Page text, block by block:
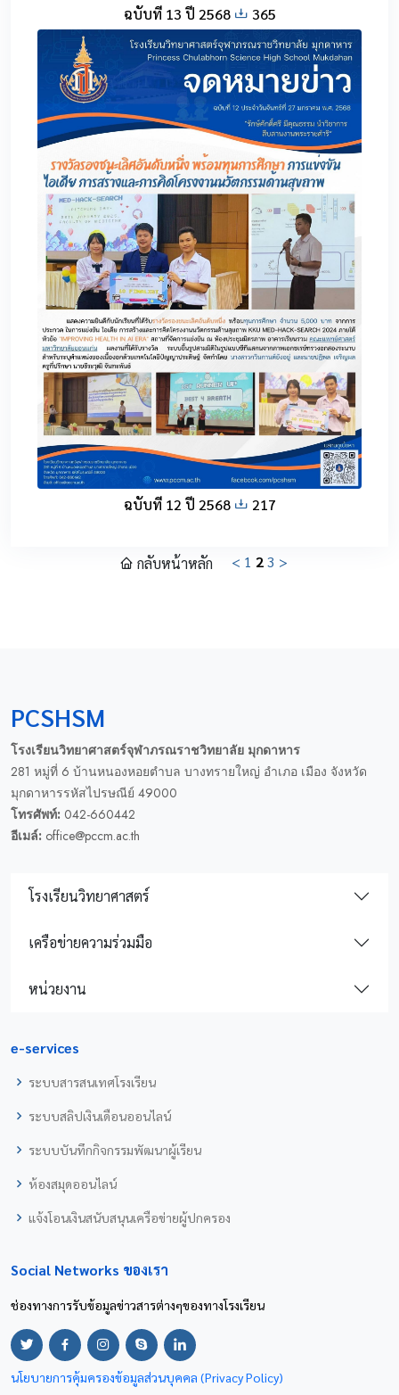
ฉบับที่ 13 ปี 2568 365
ฉบับที่ 12 ปี 2568 217
กลับหน้าหลัก < 1 23 >
PCSHSM
โรงเรียนวิทยาศาสตร์จุฬาภรณราชวิทยาลัย มุกดาหาร
281 หมู่ที่ 6 บ้านหนองหอยตำบล บางทรายใหญ่ อำเภอ เมือง จังหวัด
มุกดาหารรหัสไปรษณีย์ 49000
โทรศัพท์: 042-660442
อีเมล์: office@pccm.ac.th
โรงเรียนวิทยาศาสตร์
เครือข่ายความร่วมมือ
หน่วยงาน
e-services
ระบบสารสนเทศโรงเรียน
ระบบสลิปเงินเดือนออนไลน์
ระบบบันทึกกิจกรรมพัฒนาผู้เรียน
ห้องสมุดออนไลน์
แจ้งโอนเงินสนับสนุนเครือข่ายผู้ปกครอง
Social Networks ของเรา
ช่องทางการรับข้อมูลข่าวสารต่างๆของทางโรงเรียน
นโยบายการคุ้มครองข้อมูลส่วนบุคคล (Privacy Policy)